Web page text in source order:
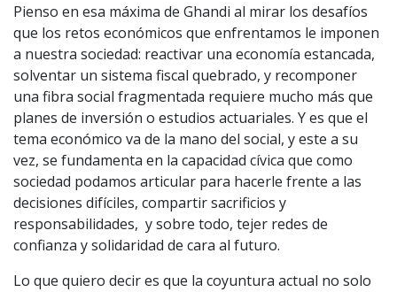
Pienso en esa máxima de Ghandi al mirar los desafíos
que los retos económicos que enfrentamos le imponen
a nuestra sociedad: reactivar una economía estancada,
solventar un sistema fiscal quebrado, y recomponer
una fibra social fragmentada requiere mucho más que
planes de inversión o estudios actuariales. Y es que el
tema económico va de la mano del social, y este a su
vez, se fundamenta en la capacidad cívica que como
sociedad podamos articular para hacerle frente a las
decisiones difíciles, compartir sacrificios y
responsabilidades, y sobre todo, tejer redes de
confianza y solidaridad de cara al futuro.
Lo que quiero decir es que la coyuntura actual no solo